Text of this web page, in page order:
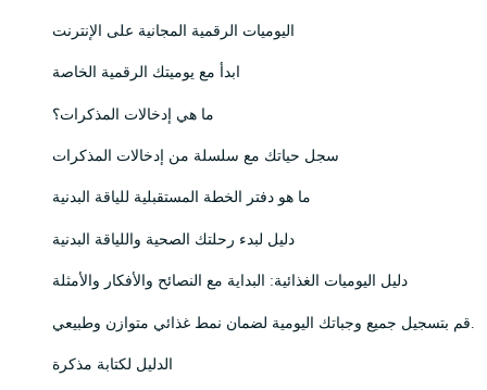
اليوميات الرقمية المجانية على الإنترنت
ابدأ مع يوميتك الرقمية الخاصة
ما هي إدخالات المذكرات؟
سجل حياتك مع سلسلة من إدخالات المذكرات
ما هو دفتر الخطة المستقبلية للياقة البدنية
دليل لبدء رحلتك الصحية واللياقة البدنية
دليل اليوميات الغذائية: البداية مع النصائح والأفكار والأمثلة
الدليل لكتابة مذكرة